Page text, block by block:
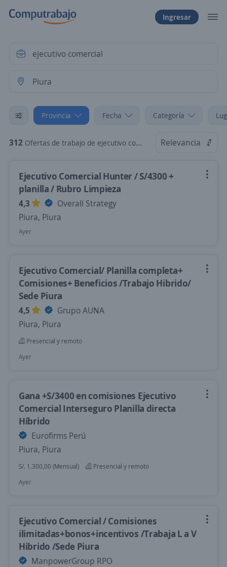
Ingresar
Provincia Fecha Categoría
312 Ofertas de trabajo de ejecutivo comercial en Piura Relevancia
Ejecutivo Comercial Hunter / S/4300 +
planilla / Rubro Limpieza
4,3
Overall Strategy
Piura, Piura
Ayer
Ejecutivo Comercial/ Planilla completa+
Comisiones+ Beneficios /Trabajo Hibrido/
Sede Piura
4,5
Grupo AUNA
Piura, Piura
Presencial y remoto
Ayer
Gana +S/3400 en comisiones Ejecutivo
Comercial Interseguro Planilla directa
Híbrido
Eurofirms Perú
Piura, Piura
S/. 1.300,00 (Mensual)
Presencial y remoto
Ayer
Ejecutivo Comercial / Comisiones
ilimitadas+bonos+incentivos /Trabaja L a V
Hibrido /Sede Piura
ManpowerGroup RPO